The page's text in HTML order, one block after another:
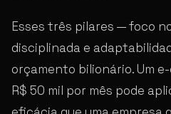
Esses três pilares — foco
disciplinada e
orçamento bilionário. Um
R$ 50 mil por mês pode